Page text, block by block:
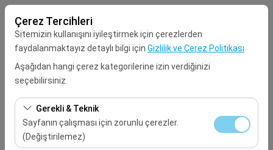
Çerez Tercihleri
Sitemizin kullanışını iyileştirmek için çerezlerden
faydalanmaktayız detaylı bilgi için Gizlilik ve Çerez Politikası
Aşağıdan hangi çerez kategorilerine izin verdiğinizi
seçebilirsiniz.
Gerekli & Teknik
Sayfanın çalışması için zorunlu çerezler.
(Değiştirilemez)
Seçiniz